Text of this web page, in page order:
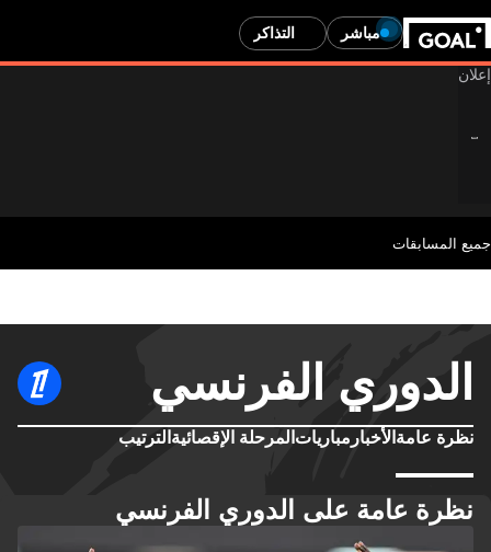
مباشر التذاكر
جميع المسابقات
الدوري الفرنسي
نظرة عامة الأخبار مباريات المرحلة الإقصائية الترتيب
نظرة عامة على الدوري الفرنسي